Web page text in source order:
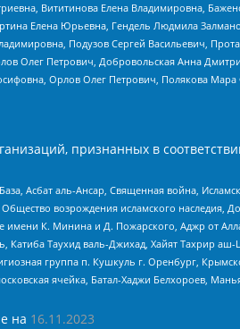
Вититинова Елена Владимировна,
Елена Юрьевна, Гендель Людмила
Подузов Сергей Васильевич,
Олег Петрович, Добровольская Анна
Орлов Олег Петрович, Полякова
признанных в
Асбат аль-Ансар, Священная война,
возрождения исламского наследия,
К. Минина и Д. Пожарского, Аджр от
Катиба Таухид валь-Джихад, Хайят Тахрир
группа п. Кушкуль г. Оренбург,
ячейка, Батал-Хаджи Белхороев,
на 16.11.2023